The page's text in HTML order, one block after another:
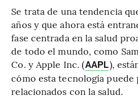
Se trata de una tendencia
años y que ahora está
fase centrada en la salud
de todo el mundo, como
Co. y Apple Inc. (AAPL),
cómo esta tecnología
relacionados con la salud.